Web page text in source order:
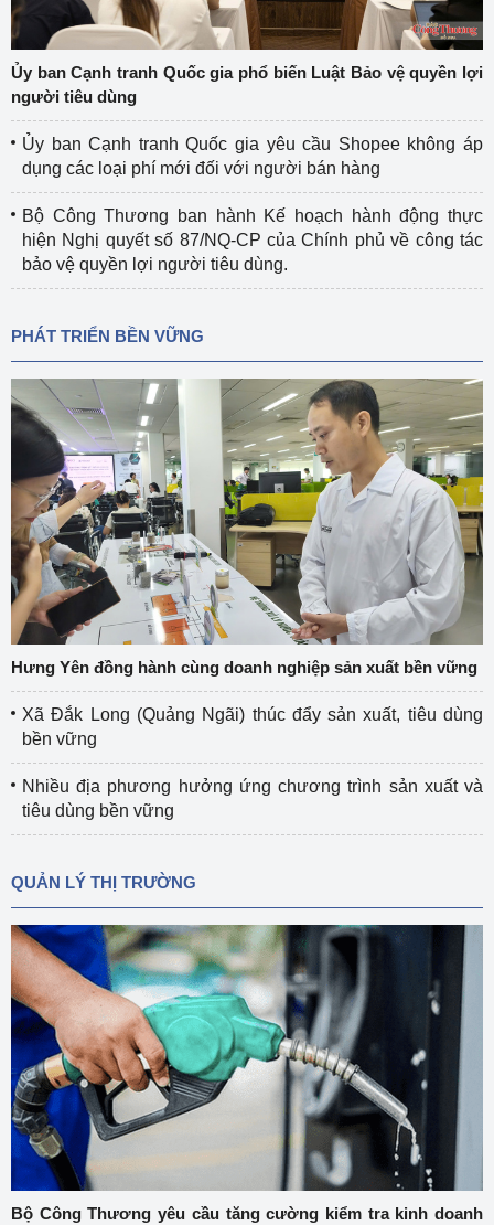
Ủy ban Cạnh tranh Quốc gia phổ biến Luật Bảo vệ quyền lợi
người tiêu dùng
Ủy ban Cạnh tranh Quốc gia yêu cầu Shopee không áp
dụng các loại phí mới đối với người bán hàng
Bộ Công Thương ban hành Kế hoạch hành động thực
hiện Nghị quyết số 87/NQ-CP của Chính phủ về công tác
bảo vệ quyền lợi người tiêu dùng.
PHÁT TRIỂN BỀN VỮNG
Hưng Yên đồng hành cùng doanh nghiệp sản xuất bền vững
Xã Đắk Long (Quảng Ngãi) thúc đẩy sản xuất, tiêu dùng
bền vững
Nhiều địa phương hưởng ứng chương trình sản xuất và
tiêu dùng bền vững
QUẢN LÝ THỊ TRƯỜNG
Bộ Công Thương yêu cầu tăng cường kiểm tra kinh doanh